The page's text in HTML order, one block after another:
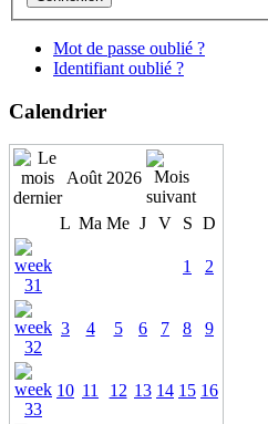
Mot de passe oublié ?
Identifiant oublié ?
Calendrier
Août 2026
L Ma Me J V S D
1 2
3 4 5 6 7 8 9
10 11 12 13 14 15 16